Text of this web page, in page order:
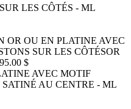
OR OU EN PLATINE AVEC
SUR LES CÔTÉSOR
$